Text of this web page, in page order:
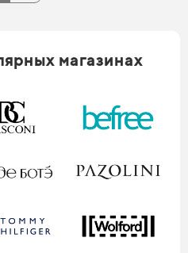
магазинах